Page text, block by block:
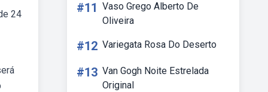
24
#11 Vaso Grego Alberto De
Oliveira
#12 Variegata Rosa Do Deserto
#13 Van Gogh Noite Estrelada
Original